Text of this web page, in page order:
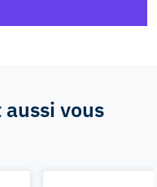
vous